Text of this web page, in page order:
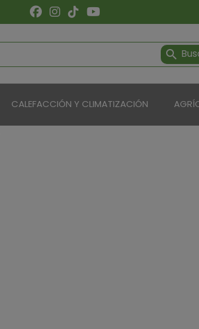

CALEFACCIÓN Y CLIMATIZACIÓN